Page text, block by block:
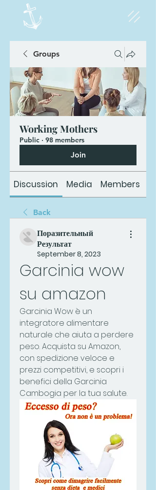
Groups
Working Mothers
Public · 98 members
Join
Discussion Media Members
Back
Поразительный
Результат
September 8, 2023
Garcinia wow
su amazon
Garcinia Wow è un
integratore alimentare
naturale che aiuta a perdere
peso. Acquista su Amazon,
con spedizione veloce e
prezzi competitivi, e scopri i
benefici della Garcinia
Cambogia per la tua salute.